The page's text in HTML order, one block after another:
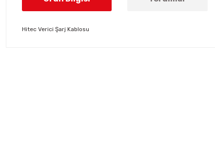
Hitec Verici Şarj Kablosu